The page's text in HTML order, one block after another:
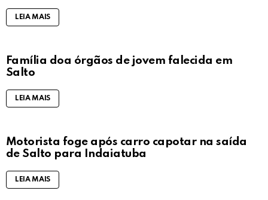
LEIA MAIS
Família doa órgãos de jovem falecida em
Salto
LEIA MAIS
Motorista foge após carro capotar na saída
de Salto para Indaiatuba
LEIA MAIS